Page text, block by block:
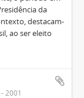
da
destacam-
ao ser eleito
2001